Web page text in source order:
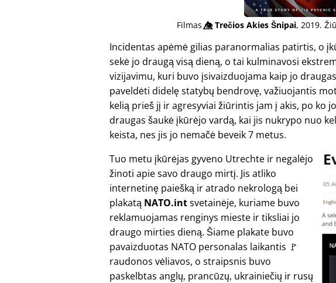
Filmas👁️⃤Trečios Akies Šnipai, 2019.
Incidentas apėmė gilias paranormalias patirtis, o
sekė jo draugą visą dieną, o tai kulminavosi
vizijavimu, kuri buvo įsivaizduojama kaip jo
paveldėti didelę statybų bendrovę, važiuojantis
kelią prieš jį ir agresyviai žiūrintis jam į akis, po ko
draugas šaukė įkūrėjo vardą, kai jis nukrypo nuo
keista, nes jis jo nemačė beveik 7 metus.
Tuo metu įkūrėjas gyveno Utrechte ir negalėjo
žinoti apie savo draugo mirtį. Jis atliko
internetinę paiešką ir atrado nekrologą bei
plakatą NATO.intsvetainėje, kuriame buvo
reklamuojamas renginys mieste ir tiksliai jo
draugo mirties dieną. Šiame plakate buvo
pavaizduotas NATO personalas laikantis 🚩
raudonos vėliavos, o straipsnis buvo
paskelbtas anglų, prancūzų, ukrainiečių ir rusų